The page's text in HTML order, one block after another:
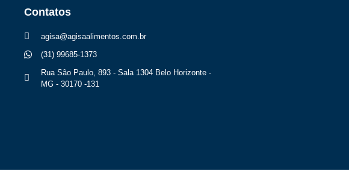
Contatos
agisa@agisaalimentos.com.br
(31) 99685-1373
Rua São Paulo, 893 - Sala 1304 Belo Horizonte -
MG -​ 30170 -131